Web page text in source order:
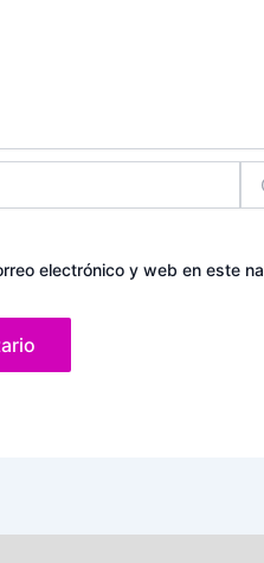
electrónico y web en este